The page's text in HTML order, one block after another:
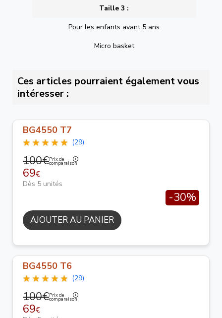
Taille 3 :
Pour les enfants avant 5 ans
Micro basket
Ces articles pourraient également vous
intéresser :
BG4550 T7
(29)
100€Prix de
comparaison
69€
Dès 5 unités
-30%
AJOUTER AU PANIER
BG4550 T6
(29)
100€Prix de
comparaison
69€